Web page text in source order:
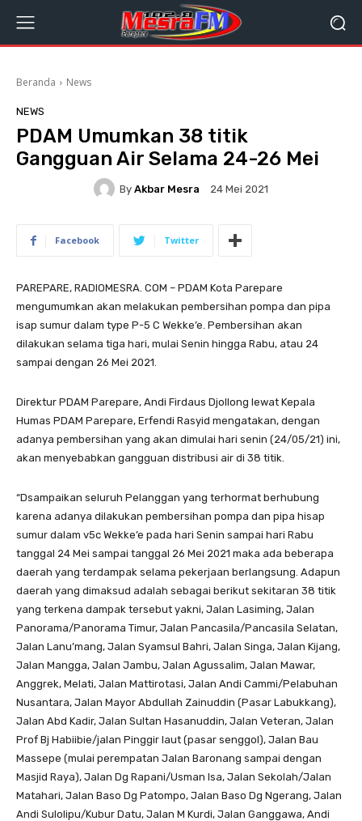
Beranda News
NEWS
PDAM Umumkan 38 titik
Gangguan Air Selama 24-26 Mei
By Akbar Mesra 24 Mei 2021
Facebook Twitter
PAREPARE, RADIOMESRA. COM – PDAM Kota Parepare
mengumumkan akan melakukan pembersihan pompa dan pipa
isap sumur dalam type P-5 C Wekke’e. Pembersihan akan
dilakukan selama tiga hari, mulai Senin hingga Rabu, atau 24
sampai dengan 26 Mei 2021.
Direktur PDAM Parepare, Andi Firdaus Djollong lewat Kepala
Humas PDAM Parepare, Erfendi Rasyid mengatakan, dengan
adanya pembersihan yang akan dimulai hari senin (24/05/21) ini,
akan menyebabkan gangguan distribusi air di 38 titik.
“Dsampaikan seluruh Pelanggan yang terhormat berhubung
karena adanya dilakukan pembersihan pompa dan pipa hisap
sumur dalam v5c Wekke’e pada hari Senin sampai hari Rabu
tanggal 24 Mei sampai tanggal 26 Mei 2021 maka ada beberapa
daerah yang terdampak selama pekerjaan berlangsung. Adapun
daerah yang dimaksud adalah sebagai berikut sekitaran 38 titik
yang terkena dampak tersebut yakni, Jalan Lasiming, Jalan
Panorama/Panorama Timur, Jalan Pancasila/Pancasila Selatan,
Jalan Lanu’mang, Jalan Syamsul Bahri, Jalan Singa, Jalan Kijang,
Jalan Mangga, Jalan Jambu, Jalan Agussalim, Jalan Mawar,
Anggrek, Melati, Jalan Mattirotasi, Jalan Andi Cammi/Pelabuhan
Nusantara, Jalan Mayor Abdullah Zainuddin (Pasar Labukkang),
Jalan Abd Kadir, Jalan Sultan Hasanuddin, Jalan Veteran, Jalan
Prof Bj Habiibie/jalan Pinggir laut (pasar senggol), Jalan Bau
Massepe (mulai perempatan Jalan Baronang sampai dengan
Masjid Raya), Jalan Dg Rapani/Usman Isa, Jalan Sekolah/Jalan
Matahari, Jalan Baso Dg Patompo, Jalan Baso Dg Ngerang, Jalan
Andi Sulolipu/Kubur Datu, Jalan M Kurdi, Jalan Ganggawa, Andi